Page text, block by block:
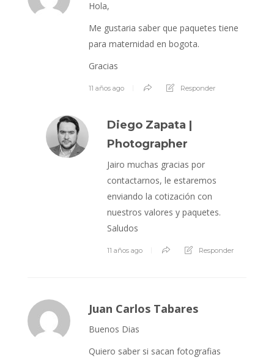
Hola,
Me gustaria saber que paquetes tiene
para maternidad en bogota.
Gracias
11 años ago Responder
Diego Zapata |
Photographer
Jairo muchas gracias por
contactarnos, le estaremos
enviando la cotización con
nuestros valores y paquetes.
Saludos
11 años ago Responder
Juan Carlos Tabares
Buenos Dias
Quiero saber si sacan fotografias